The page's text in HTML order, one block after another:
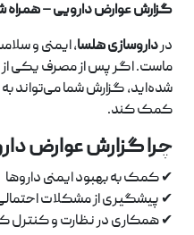
گزارش عوارض دارویی – همراه
درداروسازی هلسا، ایمنی و
ماست. اگر پس از مصرف یکی از
شده‌اید، گزارش شما می‌تواند
کمک کند.
چرا گزارش عوارض
✔ کمک به بهبود ایمنی داروها
✔ پیشگیری از مشکلات احتمالی
✔ همکاری در نظارت و کنترل